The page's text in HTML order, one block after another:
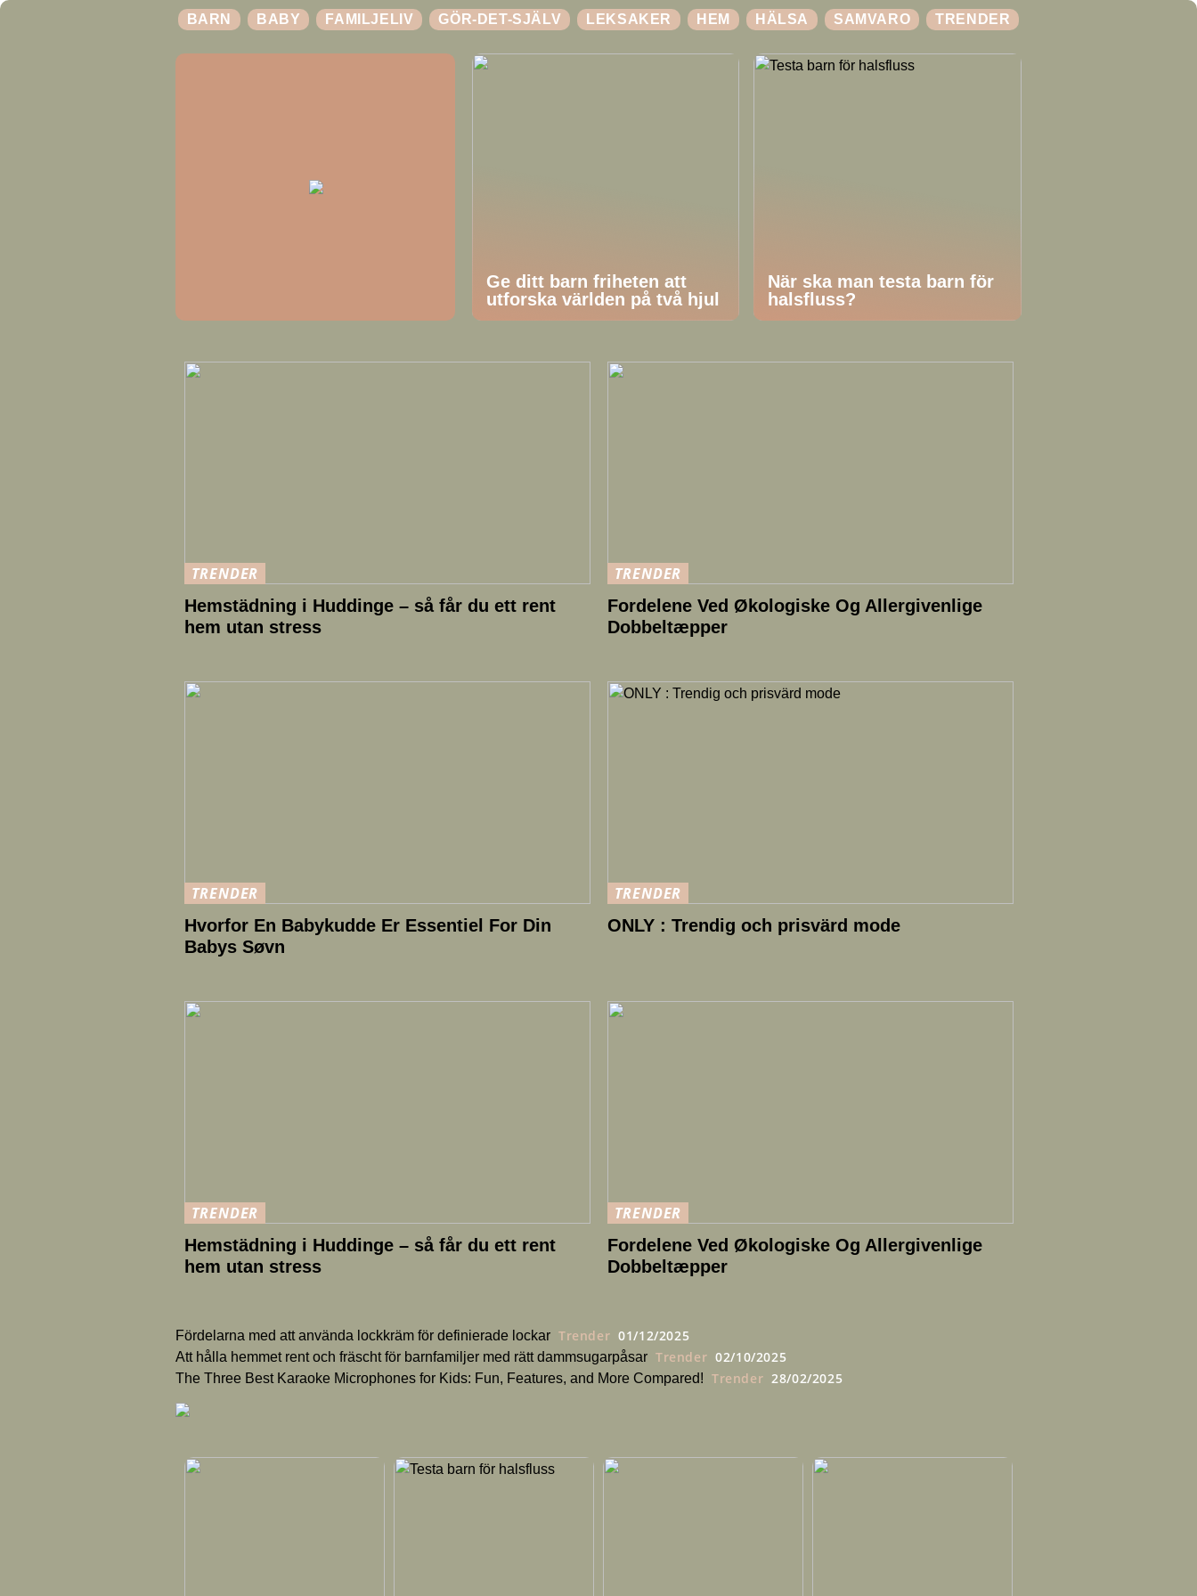
BARN BABY FAMILJELIV GÖR-DET-SJÄLV LEKSAKER HEM HÄLSA SAMVARO TRENDER
Ge ditt barn friheten att
utforska världen på två hjul
När ska man testa barn för
halsfluss?
TRENDER
Hemstädning i Huddinge – så får du ett rent
hem utan stress
TRENDER
Fordelene Ved Økologiske Og Allergivenlige
Dobbeltæpper
TRENDER
Hvorfor En Babykudde Er Essentiel For Din
Babys Søvn
TRENDER
ONLY : Trendig och prisvärd mode
TRENDER
Hemstädning i Huddinge – så får du ett rent
hem utan stress
TRENDER
Fordelene Ved Økologiske Og Allergivenlige
Dobbeltæpper
Fördelarna med att använda lockkräm för definierade lockar Trender 01/12/2025
Att hålla hemmet rent och fräscht för barnfamiljer med rätt dammsugarpåsar Trender 02/10/2025
The Three Best Karaoke Microphones for Kids: Fun, Features, and More Compared! Trender 28/02/2025